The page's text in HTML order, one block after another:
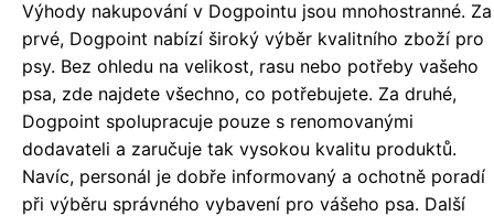
Výhody nakupování v Dogpointu jsou mnohostranné. Za
prvé, Dogpoint nabízí široký výběr kvalitního zboží pro
psy. Bez ohledu na velikost, rasu nebo potřeby vašeho
psa, zde najdete všechno, co potřebujete. Za druhé,
Dogpoint spolupracuje pouze s renomovanými
dodavateli a zaručuje tak vysokou kvalitu produktů.
Navíc, personál je dobře informovaný a ochotně poradí
při výběru správného vybavení pro vášeho psa. Další